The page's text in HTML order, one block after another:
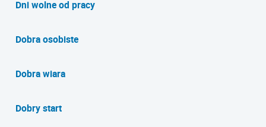
Dni wolne od pracy
Dobra osobiste
Dobra wiara
Dobry start